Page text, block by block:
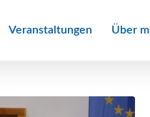
Veranstaltungen Über